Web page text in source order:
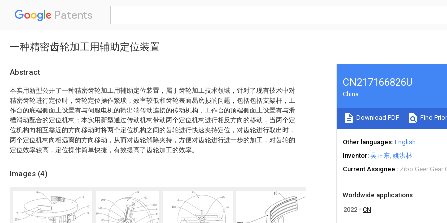
Patents
一种精密齿轮加工用辅助定位装置
Abstract
本实用新型公开了一种精密齿轮加工用辅助定位装置，属于齿轮加工技术领域，针对了现有技术中对
精密齿轮进行定位时，齿轮定位操作繁琐，效率较低和齿轮表面易磨损的问题，包括包括支架杆，工
作台的底端侧面上设置有与伺服电机的输出端传动连接的传动机构，工作台的顶端侧面上设置有与滑
槽滑动配合的定位机构；本实用新型通过传动机构带动两个定位机构进行相反方向的移动，当两个定
位机构向相互靠近的方向移动时将两个定位机构之间的齿轮进行快速夹持定位，对齿轮进行取出时，
两个定位机构向相远离的方向移动，从而对齿轮解除夹持，方便对齿轮进行进一步的加工，对齿轮的
定位效率较高，定位操作简单快捷，有效提高了齿轮加工的效率。
Images (4)
CN217166826U
China
Download PDF Find
Other languages English
Inventor 吴正东 姚洪林
Current Assignee
Zibo Geer Gear
Worldwide applications
2022
CN